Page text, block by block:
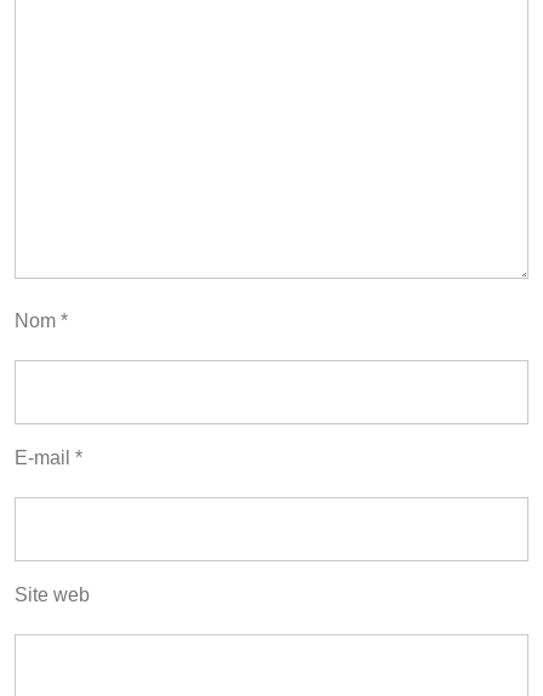
Nom *
E-mail *
Site web